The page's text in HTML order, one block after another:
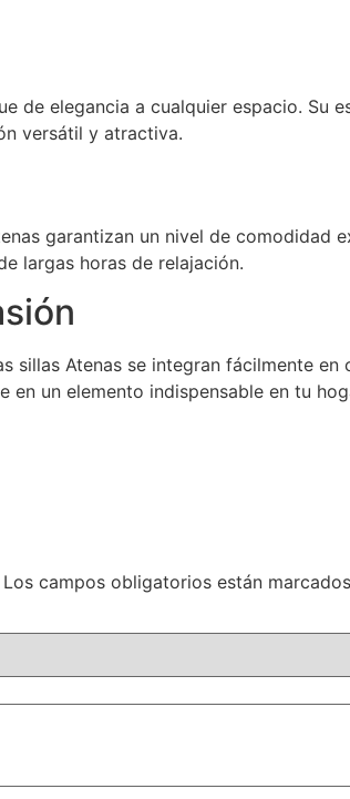
de elegancia a cualquier espacio. Su
versátil y atractiva.
garantizan un nivel de comodidad
largas horas de relajación.
sillas Atenas se integran fácilmente
un elemento indispensable en tu
Los campos obligatorios están